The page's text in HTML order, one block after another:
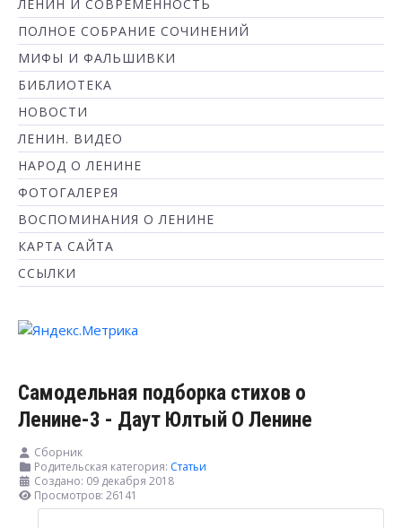
ЛЕНИН И СОВРЕМЕННОСТЬ
ПОЛНОЕ СОБРАНИЕ СОЧИНЕНИЙ
МИФЫ И ФАЛЬШИВКИ
БИБЛИОТЕКА
НОВОСТИ
ЛЕНИН. ВИДЕО
НАРОД О ЛЕНИНЕ
ФОТОГАЛЕРЕЯ
ВОСПОМИНАНИЯ О ЛЕНИНЕ
КАРТА САЙТА
ССЫЛКИ
Самодельная подборка стихов о
Ленине-3 - Даут Юлтый О Ленине
Сборник
Родительская категория: Статьи
Создано: 09 декабря 2018
Просмотров: 26141